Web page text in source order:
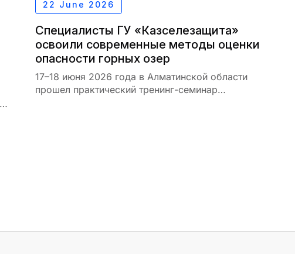
22 June 2026
Специалисты ГУ «Казселезащита»
освоили современные методы оценки
опасности горных озер
17–18 июня 2026 года в Алматинской области
прошел практический тренинг-семинар